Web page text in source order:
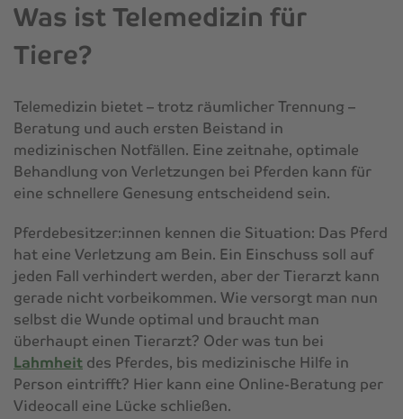
Was ist Telemedizin für
Tiere?
Telemedizin bietet – trotz räumlicher Trennung –
Beratung und auch ersten Beistand in
medizinischen Notfällen. Eine zeitnahe, optimale
Behandlung von Verletzungen bei Pferden kann für
eine schnellere Genesung entscheidend sein.
Pferdebesitzer:innen kennen die Situation: Das Pferd
hat eine Verletzung am Bein. Ein Einschuss soll auf
jeden Fall verhindert werden, aber der Tierarzt kann
gerade nicht vorbeikommen. Wie versorgt man nun
selbst die Wunde optimal und braucht man
überhaupt einen Tierarzt? Oder was tun bei
Lahmheit des Pferdes, bis medizinische Hilfe in
Person eintrifft? Hier kann eine Online-Beratung per
Videocall eine Lücke schließen.